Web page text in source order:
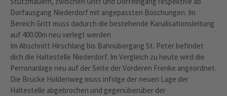
Dorfausgang Niederdorf mit angepassten Böschungen. Im
Bereich Gritt muss dadurch die bestehende Kanalisationsleitung
auf 400.00m neu verlegt werden
Im Abschnitt Hirschlang bis Bahnübergang St. Peter befindet
dich die Haltestelle Niederdorf. Im Vergleich zu heute wird die
Perronanlage neu auf der Seite der Vorderen Frenke angeordnet.
Die Brücke Holdenweg muss infolge der neuen Lage der
Haltestelle abgebrochen und gegenüberüber der